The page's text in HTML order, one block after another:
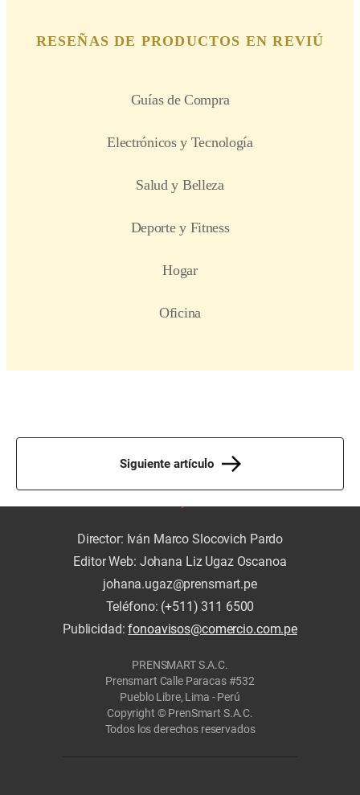
Siguiente artículo
Director: Iván Marco Slocovich Pardo
Editor Web: Johana Liz Ugaz Oscanoa
johana.ugaz@prensmart.pe
Teléfono: (+511) 311 6500
Publicidad:fonoavisos@comercio.com.pe
PRENSMART S.A.C.
Prensmart Calle Paracas #532
Pueblo Libre, Lima - Perú
Copyright © PrenSmart S.A.C.
Todos los derechos reservados